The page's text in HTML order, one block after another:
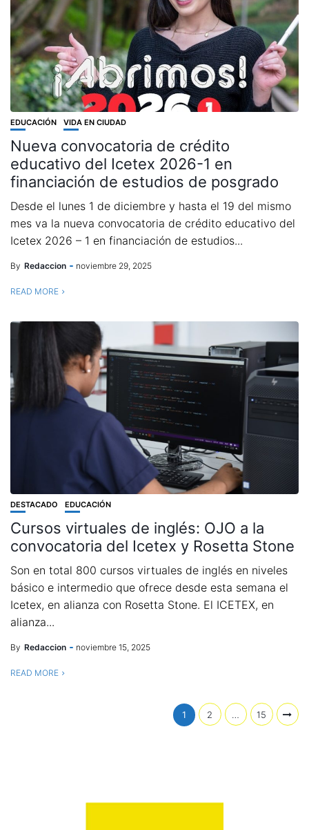
EDUCACIÓN VIDA EN CIUDAD
Nueva convocatoria de crédito
educativo del Icetex 2026-1 en
financiación de estudios de posgrado
Desde el lunes 1 de diciembre y hasta el 19 del mismo
mes va la nueva convocatoria de crédito educativo del
Icetex 2026 – 1 en financiación de estudios...
By Redaccion noviembre 29, 2025
READ MORE
DESTACADO EDUCACIÓN
Cursos virtuales de inglés: OJO a la
convocatoria del Icetex y Rosetta Stone
Son en total 800 cursos virtuales de inglés en niveles
básico e intermedio que ofrece desde esta semana el
Icetex, en alianza con Rosetta Stone. El ICETEX, en
alianza...
By Redaccion noviembre 15, 2025
READ MORE
1 2 … 15